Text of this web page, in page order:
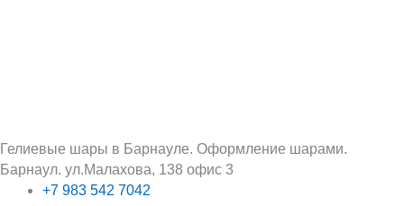
Гелиевые шары в Барнауле. Оформление шарами.
Барнаул. ул.Малахова, 138 офис 3
+7 983 542 7042